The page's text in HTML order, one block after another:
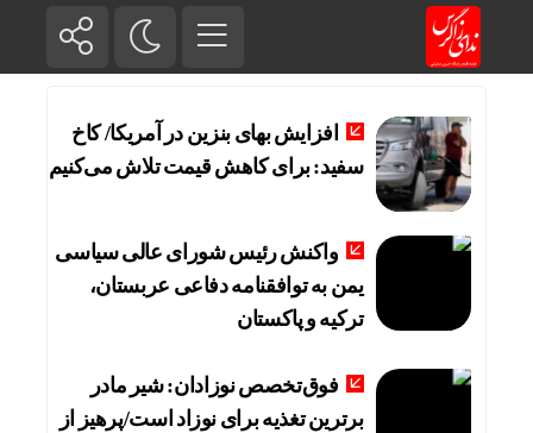
افزایش بهای بنزین در آمریکا/ کاخ
سفید: برای کاهش قیمت تلاش می‌کنیم
واکنش رئیس شورای عالی سیاسی
یمن به توافقنامه دفاعی عربستان،
ترکیه و پاکستان
فوق‌تخصص نوزادان: شیر مادر
برترین تغذیه برای نوزاد است/پرهیز از